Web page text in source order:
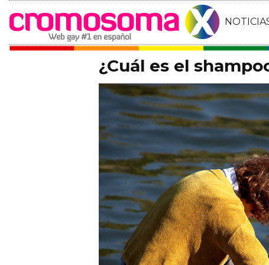
¿Cuál es el